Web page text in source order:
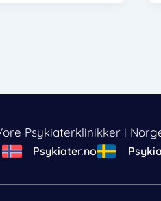
Psykiaterklinikker i
Psykiater.no